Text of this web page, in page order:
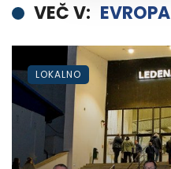
VEČ V: EVROPA
LOKALNO